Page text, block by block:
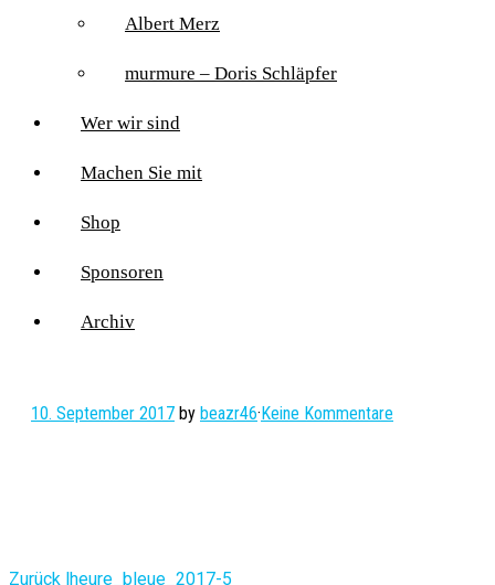
Albert Merz
murmure – Doris Schläpfer
Wer wir sind
Machen Sie mit
Shop
Sponsoren
Archiv
10. September 2017 by beazr46· Keine Kommentare
Zurück Vorheriger
lheure_bleue_2017-5